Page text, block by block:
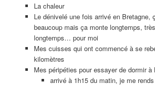
La chaleur
Le dénivelé une fois arrivé en Bretagne,
beaucoup mais ça monte longtemps,
longtemps… pour moi
Mes cuisses qui ont commencé à se
kilomètres
Mes péripéties pour essayer de dormir à
arrivé à 1h15 du matin, je me